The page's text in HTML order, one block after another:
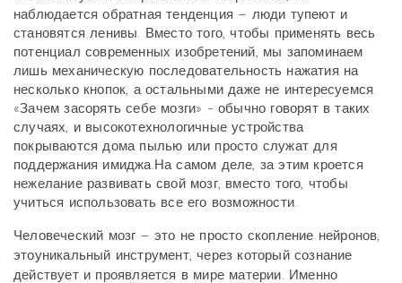
наблюдается обратная тенденция – люди тупеют и
становятся ленивы. Вместо того, чтобы применять весь
потенциал современных изобретений, мы запоминаем
лишь механическую последовательность нажатия на
несколько кнопок, а остальными даже не интересуемся.
«Зачем засорять себе мозги» - обычно говорят в таких
случаях, и высокотехнологичные устройства
покрываются дома пылью или просто служат для
поддержания имиджа.На самом деле, за этим кроется
нежелание развивать свой мозг, вместо того, чтобы
учиться использовать все его возможности.
Человеческий мозг – это не просто скопление нейронов,
этоуникальный инструмент, через который сознание
действует и проявляется в мире материи. Именно